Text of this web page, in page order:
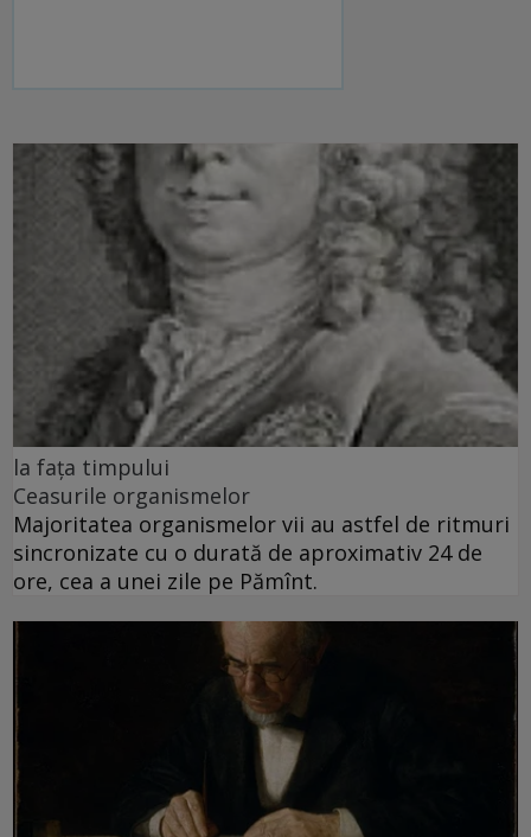
la fața timpului
Ceasurile organismelor
Majoritatea organismelor vii au astfel de ritmuri
sincronizate cu o durată de aproximativ 24 de
ore, cea a unei zile pe Pămînt.